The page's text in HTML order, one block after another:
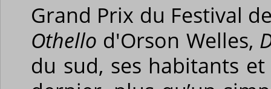
Grand Prix du Festival
Othello d'Orson Welles,
du sud, ses habitants